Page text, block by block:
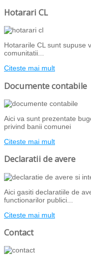
Hotarari CL
Hotararile CL sunt supuse
comunitatii...
Citeste mai mult
Documente contabile
Aici va sunt prezentate
privind banii comunei
Citeste mai mult
Declaratii de avere
Aici gasiti declaratiile de
functionarilor publici...
Citeste mai mult
Contact